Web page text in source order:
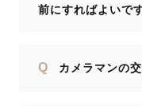
前にすればよいで
Q カメラマンの